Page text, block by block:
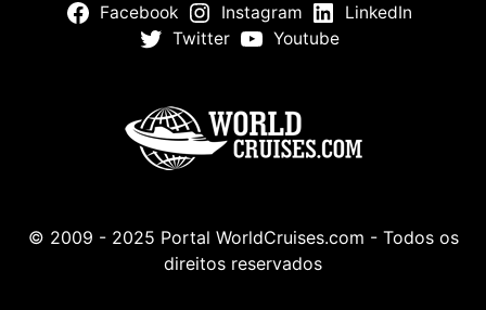
Facebook Instagram
LinkedIn
Twitter
Youtube
© 2009 - 2025 Portal WorldCruises.com - Todos os
direitos reservados